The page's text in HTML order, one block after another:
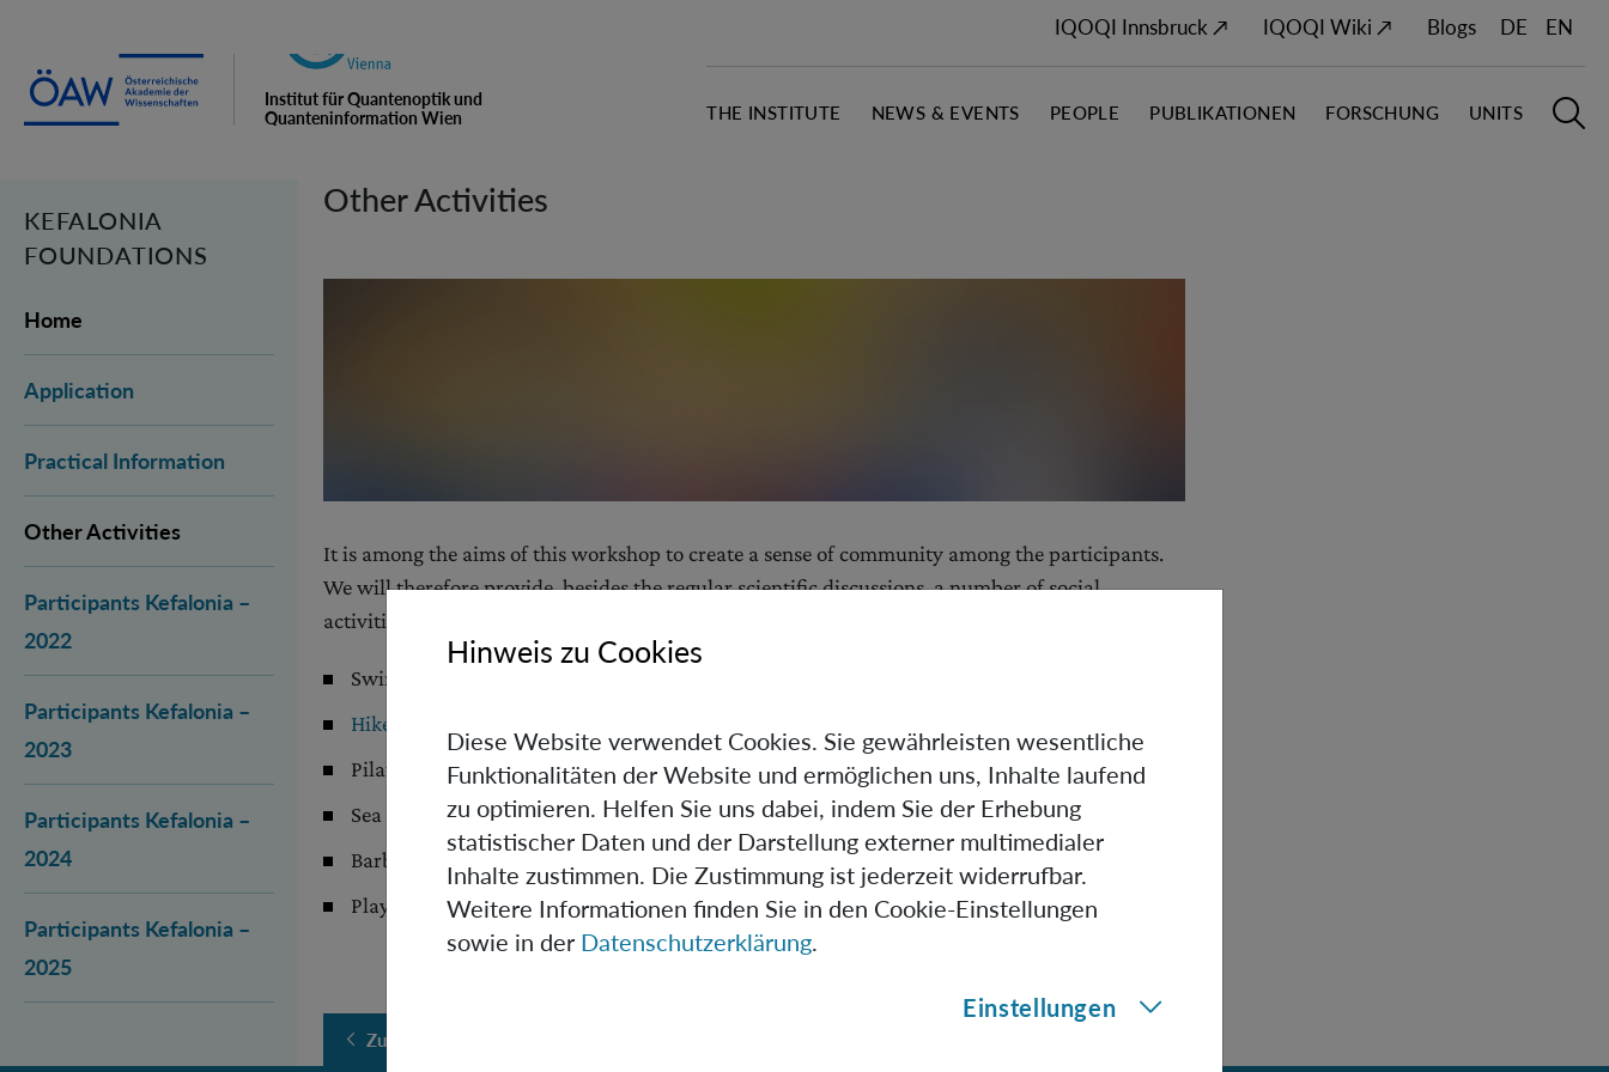
Quanteninformation Wien
IQOQI Innsbruck ↗ IQOQI Wiki ↗ Blogs DE EN
THE INSTITUTE NEWS & EVENTS PEOPLE PUBLIKATIONEN FORSCHUNG UNITS
KEFALONIA
FOUNDATIONS
Home
Application
Practical Information
Other Activities
Participants Kefalonia –
2022
Participants Kefalonia –
2023
Participants Kefalonia –
2024
Participants Kefalonia –
2025
Other Activities
It is among the aims of this workshop to create a sense of community among the participants.
We will therefore provide, besides the regular scientific discussions, a number of social
activities, such as:
Swimming in the beautiful
Hikes
Pilates course
Sea cave exploration
Barbeque night
Playing music together (bring your instrument!)
Zurück
Hinweis zu Cookies
Diese Website verwendet Cookies. Sie gewährleisten wesentliche
Funktionalitäten der Website und ermöglichen uns, Inhalte laufend
zu optimieren. Helfen Sie uns dabei, indem Sie der Erhebung
statistischer Daten und der Darstellung externer multimedialer
Inhalte zustimmen. Die Zustimmung ist jederzeit widerrufbar.
Weitere Informationen finden Sie in den Cookie-Einstellungen
sowie in der Datenschutzerklärung.
Einstellungen